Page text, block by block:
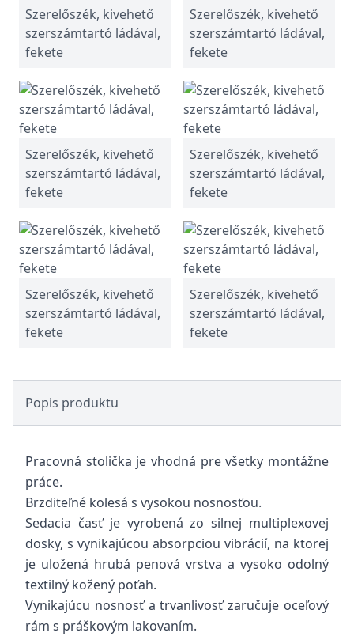
Szerelőszék, kivehető
szerszámtartó ládával,
fekete
Szerelőszék, kivehető
szerszámtartó ládával,
fekete
Szerelőszék, kivehető
szerszámtartó ládával,
fekete
Szerelőszék, kivehető
szerszámtartó ládával,
fekete
Szerelőszék, kivehető
szerszámtartó ládával,
fekete
Szerelőszék, kivehető
szerszámtartó ládával,
fekete
Popis produktu
Pracovná stolička je vhodná pre všetky montážne
práce.
Brzditeľné kolesá s vysokou nosnosťou.
Sedacia časť je vyrobená zo silnej multiplexovej
dosky, s vynikajúcou absorpciou vibrácií, na ktorej
je uložená hrubá penová vrstva a vysoko odolný
textilný kožený poťah.
Vynikajúcu nosnosť a trvanlivosť zaručuje oceľový
rám s práškovým lakovaním.